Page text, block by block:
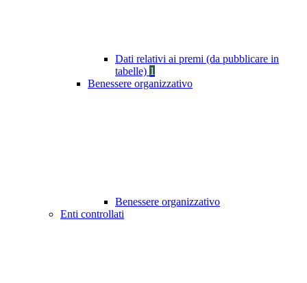
Dati relativi ai premi (da pubblicare in
tabelle) 1
Benessere organizzativo
Benessere organizzativo
Enti controllati